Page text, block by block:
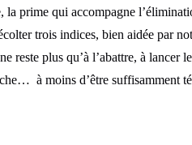
la prime qui accompagne
trois indices, bien aidée par
reste plus qu’à l’abattre, à lancer
à moins d’être suffisamment